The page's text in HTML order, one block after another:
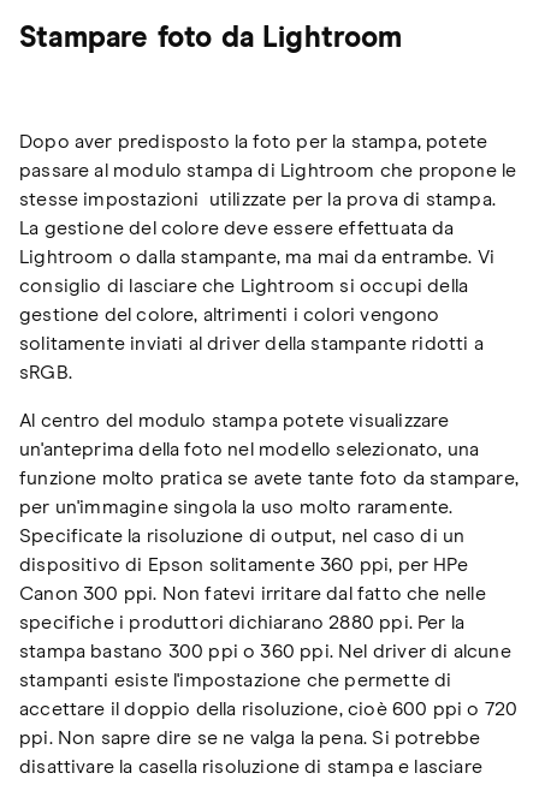
Stampare foto da Lightroom
Dopo aver predisposto la foto per la stampa, potete
passare al modulo stampa di Lightroom che propone le
stesse impostazioni utilizzate per la prova di stampa.
La gestione del colore deve essere effettuata da
Lightroom o dalla stampante, ma mai da entrambe. Vi
consiglio di lasciare che Lightroom si occupi della
gestione del colore, altrimenti i colori vengono
solitamente inviati al driver della stampante ridotti a
sRGB.
Al centro del modulo stampa potete visualizzare
un'anteprima della foto nel modello selezionato, una
funzione molto pratica se avete tante foto da stampare,
per un'immagine singola la uso molto raramente.
Specificate la risoluzione di output, nel caso di un
dispositivo di Epson solitamente 360 ppi, per HPe
Canon 300 ppi. Non fatevi irritare dal fatto che nelle
specifiche i produttori dichiarano 2880 ppi. Per la
stampa bastano 300 ppi o 360 ppi. Nel driver di alcune
stampanti esiste l'impostazione che permette di
accettare il doppio della risoluzione, cioè 600 ppi o 720
ppi. Non sapre dire se ne valga la pena. Si potrebbe
disattivare la casella risoluzione di stampa e lasciare